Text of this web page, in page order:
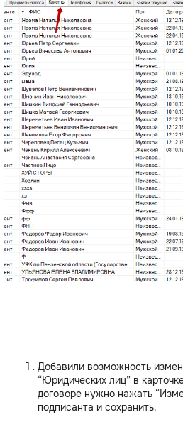
Добавили возможность
“Юридических лиц” в
договоре нужно нажать
подписанта и сохранить.